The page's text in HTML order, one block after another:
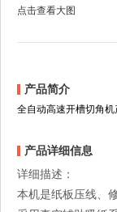
点击查看大图
产品简介
全自动高速开槽切角
产品详细信息
详细描述：
本机是纸板压线、